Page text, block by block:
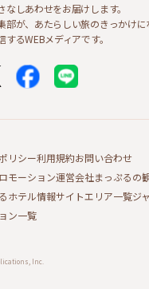
なしあわせをお届けします。
部が、あたらしい旅のきっかけに
るWEBメディアです。
リシー利用規約お問い合わせ
モーション運営会社まっぷるの
ホテル情報サイトエリア一覧ジ
ン一覧
Inc.